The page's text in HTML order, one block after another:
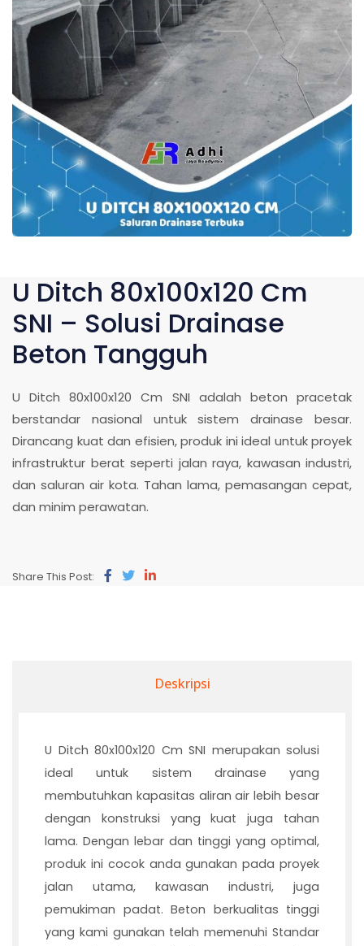
U Ditch 80x100x120 Cm
SNI – Solusi Drainase
Beton Tangguh
U Ditch 80x100x120 Cm SNI adalah beton pracetak
berstandar nasional untuk sistem drainase besar.
Dirancang kuat dan efisien, produk ini ideal untuk proyek
infrastruktur berat seperti jalan raya, kawasan industri,
dan saluran air kota. Tahan lama, pemasangan cepat,
dan minim perawatan.
Share This Post:
Deskripsi
U Ditch 80x100x120 Cm SNI merupakan solusi
ideal untuk sistem drainase yang
membutuhkan kapasitas aliran air lebih besar
dengan konstruksi yang kuat juga tahan
lama. Dengan lebar dan tinggi yang optimal,
produk ini cocok anda gunakan pada proyek
jalan utama, kawasan industri, juga
pemukiman padat. Beton berkualitas tinggi
yang kami gunakan telah memenuhi Standar